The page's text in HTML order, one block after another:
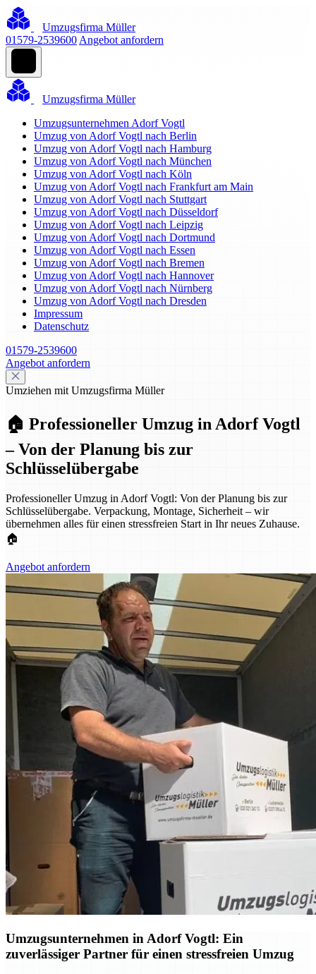
Umzugsfirma Müller
01579-2539600 Angebot anfordern
Umzugsfirma Müller
Umzugsunternehmen Adorf Vogtl
Umzug von Adorf Vogtl nach Berlin
Umzug von Adorf Vogtl nach Hamburg
Umzug von Adorf Vogtl nach München
Umzug von Adorf Vogtl nach Köln
Umzug von Adorf Vogtl nach Frankfurt am Main
Umzug von Adorf Vogtl nach Stuttgart
Umzug von Adorf Vogtl nach Düsseldorf
Umzug von Adorf Vogtl nach Leipzig
Umzug von Adorf Vogtl nach Dortmund
Umzug von Adorf Vogtl nach Essen
Umzug von Adorf Vogtl nach Bremen
Umzug von Adorf Vogtl nach Hannover
Umzug von Adorf Vogtl nach Nürnberg
Umzug von Adorf Vogtl nach Dresden
Impressum
Datenschutz
01579-2539600
Angebot anfordern
Umziehen mit Umzugsfirma Müller
🏠 Professioneller Umzug in Adorf Vogtl
– Von der Planung bis zur
Schlüsselübergabe
Professioneller Umzug in Adorf Vogtl: Von der Planung bis zur
Schlüsselübergabe. Verpackung, Montage, Sicherheit – wir
übernehmen alles für einen stressfreien Start in Ihr neues Zuhause.
🏠
Angebot anfordern
Umzugsunternehmen in Adorf Vogtl: Ein
zuverlässiger Partner für einen stressfreien Umzug